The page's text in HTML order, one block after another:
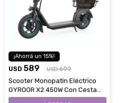
15
USD 589 USD 699
Scooter Monopatín Eléctrico
GYROOR X2 450W Con Cesta
Hasta 30 Km/H